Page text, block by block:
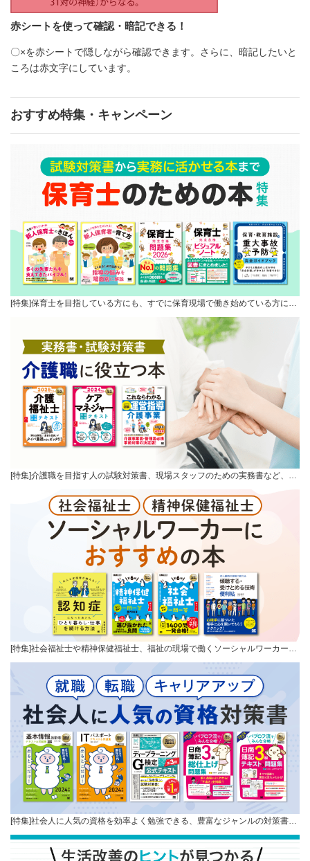
赤シートを使って確認・暗記できる！
〇×を赤シートで隠しながら確認できます。さらに、暗記したいと
ころは赤文字にしています。
おすすめ特集・キャンペーン
[特集]保育士を目指している方にも、すでに保育現場で働き始めている方に…
[特集]介護職を目指す人の試験対策書、現場スタッフのための実務書など、…
[特集]社会福祉士や精神保健福祉士、福祉の現場で働くソーシャルワーカー…
[特集]社会人に人気の資格を効率よく勉強できる、豊富なジャンルの対策書…